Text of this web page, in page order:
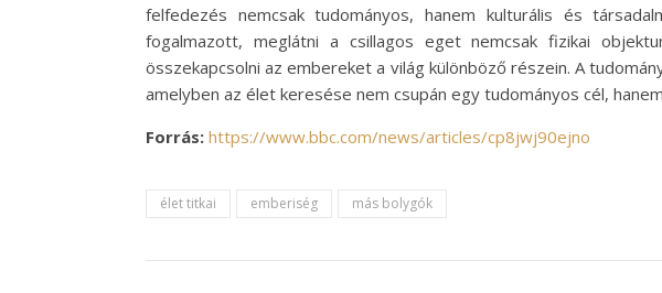
felfedezés nemcsak tudományos, hanem kulturális és
fogalmazott, meglátni a csillagos eget nemcsak fizikai
összekapcsolni az embereket a világ különböző részein. A
amelyben az élet keresése nem csupán egy tudományos cél,
Forrás: https://www.bbc.com/news/articles/cp8jwj90ejno
élet titkai emberiség más bolygók